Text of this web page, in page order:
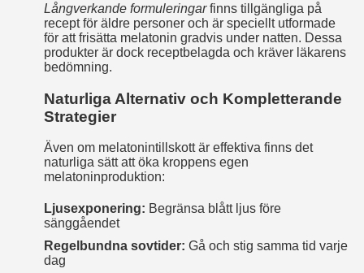
Långverkande formuleringarfinns tillgängliga på
recept för äldre personer och är speciellt utformade
för att frisätta melatonin gradvis under natten. Dessa
produkter är dock receptbelagda och kräver läkarens
bedömning.
Naturliga Alternativ och Kompletterande
Strategier
Även om melatonintillskott är effektiva finns det
naturliga sätt att öka kroppens egen
melatoninproduktion:
Ljusexponering: Begränsa blått ljus före
sänggåendet
Regelbundna sovtider: Gå och stig samma tid varje
dag